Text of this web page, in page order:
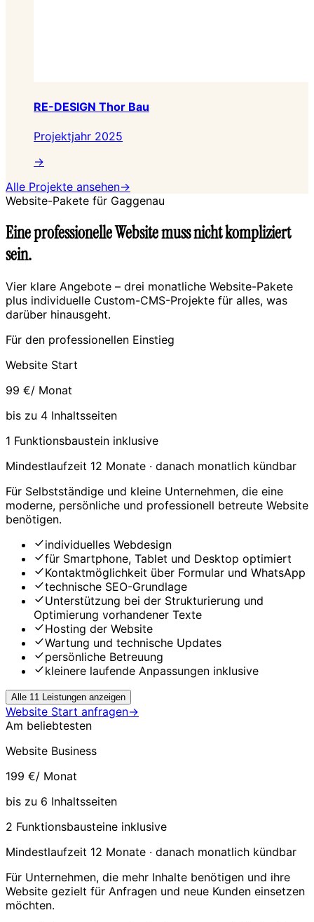
RE-DESIGN Thor Bau
Projektjahr 2025
→
Alle Projekte ansehen→
Website-Pakete für Gaggenau
Eine professionelle Website muss nicht kompliziert
sein.
Vier klare Angebote – drei monatliche Website-Pakete
plus individuelle Custom-CMS-Projekte für alles, was
darüber hinausgeht.
Für den professionellen Einstieg
Website Start
99 €/ Monat
bis zu 4 Inhaltsseiten
1 Funktionsbaustein inklusive
Mindestlaufzeit 12 Monate · danach monatlich kündbar
Für Selbstständige und kleine Unternehmen, die eine
moderne, persönliche und professionell betreute Website
benötigen.
individuelles Webdesign
für Smartphone, Tablet und Desktop optimiert
Kontaktmöglichkeit über Formular und WhatsApp
technische SEO-Grundlage
Unterstützung bei der Strukturierung und
Optimierung vorhandener Texte
Hosting der Website
Wartung und technische Updates
persönliche Betreuung
kleinere laufende Anpassungen inklusive
Alle 11 Leistungen anzeigen
Website Start anfragen→
Am beliebtesten
Website Business
199 €/ Monat
bis zu 6 Inhaltsseiten
2 Funktionsbausteine inklusive
Mindestlaufzeit 12 Monate · danach monatlich kündbar
Für Unternehmen, die mehr Inhalte benötigen und ihre
Website gezielt für Anfragen und neue Kunden einsetzen
möchten.